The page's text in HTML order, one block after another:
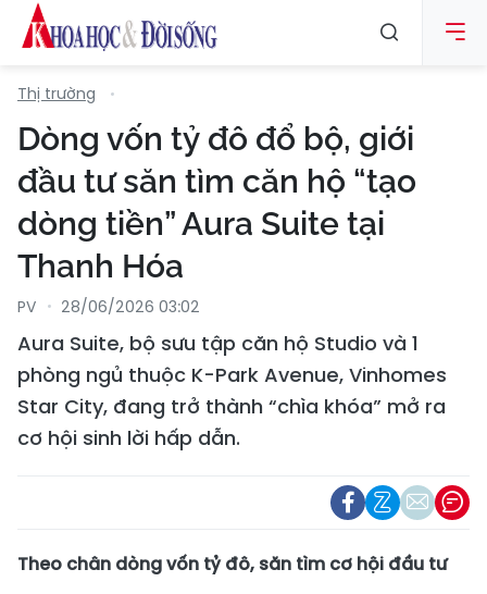
Thị trường
Dòng vốn tỷ đô đổ bộ, giới
đầu tư săn tìm căn hộ “tạo
dòng tiền” Aura Suite tại
Thanh Hóa
PV 28/06/2026 03:02
Aura Suite, bộ sưu tập căn hộ Studio và 1
phòng ngủ thuộc K-Park Avenue, Vinhomes
Star City, đang trở thành “chìa khóa” mở ra
cơ hội sinh lời hấp dẫn.
Theo chân dòng vốn tỷ đô, săn tìm cơ hội đầu tư